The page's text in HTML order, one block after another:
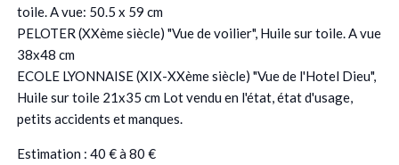
toile. A vue: 50.5 x 59 cm
PELOTER (XXème siècle) "Vue de voilier", Huile sur toile. A vue
38x48 cm
ECOLE LYONNAISE (XIX-XXème siècle) "Vue de l'Hotel Dieu",
Huile sur toile 21x35 cm Lot vendu en l'état, état d'usage,
petits accidents et manques.
Estimation : 40 € à 80 €